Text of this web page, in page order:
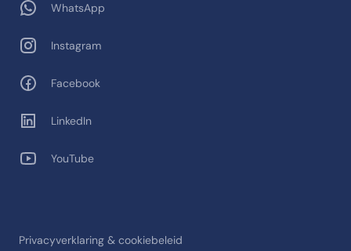
Privacyverklaring & cookiebeleid
WhatsApp
Instagram
Facebook
LinkedIn
YouTube